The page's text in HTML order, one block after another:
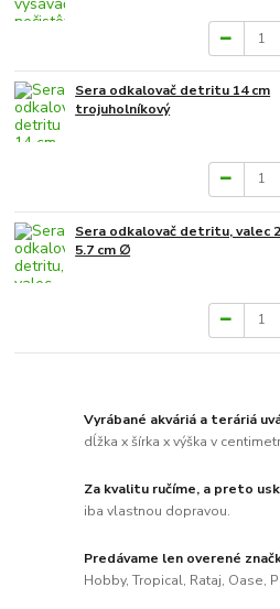
Sera odkalovač detritu 14 cm
trojuholníkový
Sera odkalovač detritu, valec
5.7 cm ∅
Vyrábané akváriá a teráriá
dĺžka x šírka x výška v
Za kvalitu ručíme, a preto
iba vlastnou dopravou.
Predávame len overené
Hobby, Tropical, Rataj, Oase,